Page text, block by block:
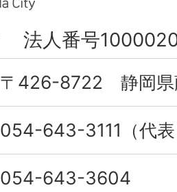
法人番号
〒426-8722 静岡県
054-643-3111（代
054-643-3604